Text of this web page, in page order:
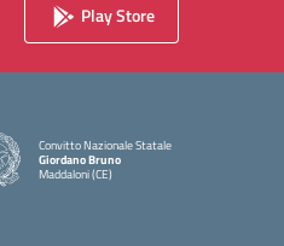
Play Store
Convitto Nazionale Statale
Giordano Bruno
Maddaloni (CE)